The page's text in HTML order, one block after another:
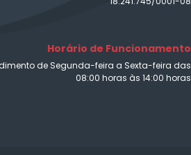
Horário de Funcionamento
de Segunda-feira a Sexta-feira das
08:00 horas às 14:00 horas